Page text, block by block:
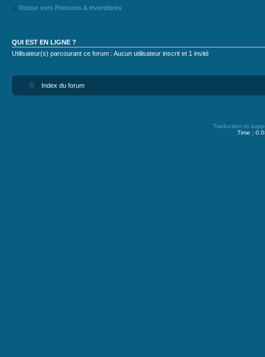
Retour vers Poissons & invertébrés
QUI EST EN LIGNE ?
Utilisateur(s) parcourant ce forum : Aucun utilisateur inscrit et 1 invité
Index du forum
Traduction et
Time :